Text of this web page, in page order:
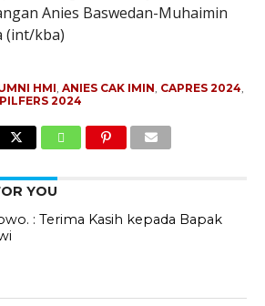
Anies Baswedan-Muhaimin
(int/kba)
HMI, ANIES CAK IMIN, CAPRES 2024,
PILFERS 2024
YOU
: Terima Kasih kepada Bapak